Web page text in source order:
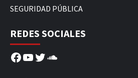
SEGURIDAD PÚBLICA
REDES SOCIALES
Facebook
YouTube
Twitter
SoundCloud